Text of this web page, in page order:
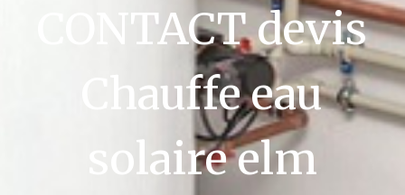
CONTACT devis
Chauffe eau
solaire elm